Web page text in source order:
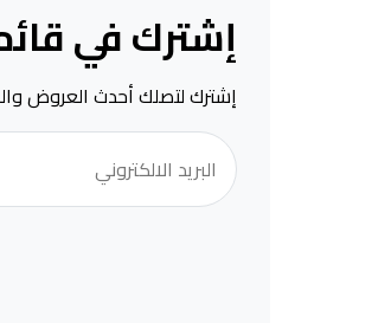
إشترك في
إشترك لتصلك أحدث العروض